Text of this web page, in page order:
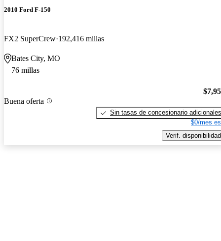
2010 Ford F-150
FX2 SuperCrew 192,416 millas
Bates City, MO
76 millas
Buena oferta
Sin tasas de concesionario adicionales
$0/mes
Verif. disponibilidad